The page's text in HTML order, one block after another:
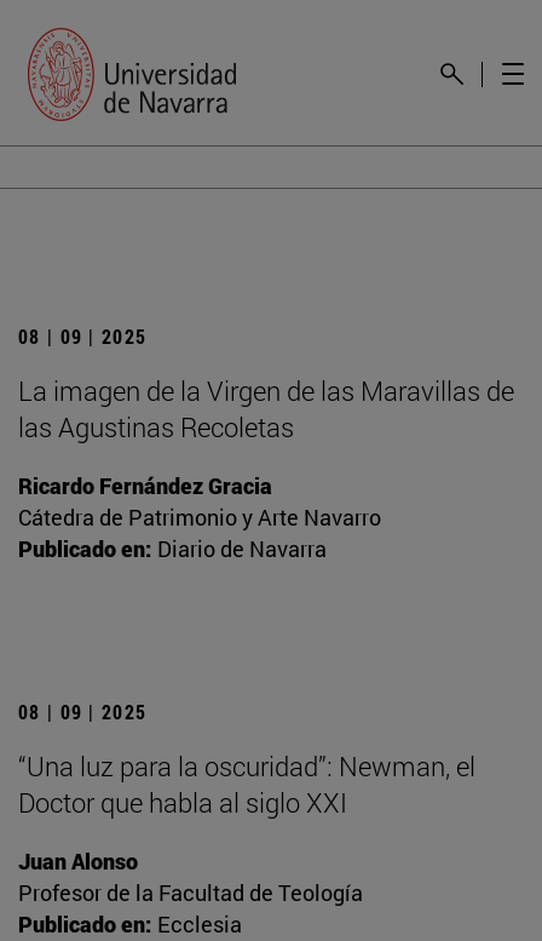
08 | 09 | 2025
La imagen de la Virgen de las Maravillas de
las Agustinas Recoletas
Ricardo Fernández Gracia
Cátedra de Patrimonio y Arte Navarro
Publicado en: Diario de Navarra
08 | 09 | 2025
“Una luz para la oscuridad”: Newman, el
Doctor que habla al siglo XXI
Juan Alonso
Profesor de la Facultad de Teología
Publicado en: Ecclesia